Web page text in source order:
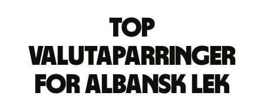
Top
valutaparringer
for albansk lek